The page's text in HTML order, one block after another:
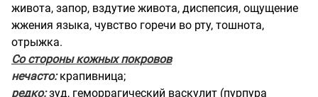
живота, запор, вздутие живота, диспепсия, ощущение
жжения языка, чувство горечи во рту, тошнота,
отрыжка.
Со стороны кожных покровов
нечасто:крапивница;
редко:зуд, геморрагический васкулит (пурпура